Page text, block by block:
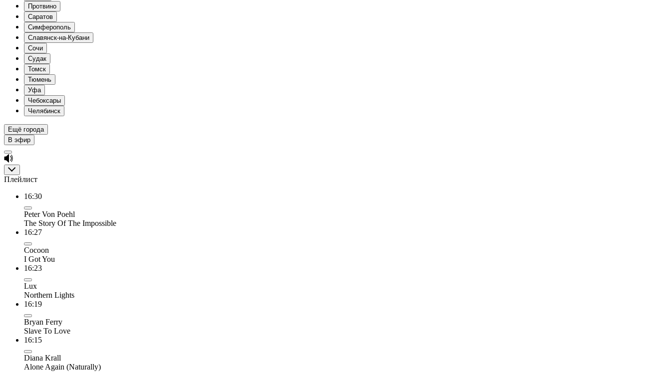
Протвино
Саратов
Симферополь
Славянск-на-Кубани
Сочи
Судак
Томск
Тюмень
Уфа
Чебоксары
Челябинск
Ещё города
В эфир
Плейлист
16:30
Peter Von Poehl
The Story Of The Impossible
16:27
Cocoon
I Got You
16:23
Lux
Northern Lights
16:19
Bryan Ferry
Slave To Love
16:15
Diana Krall
Alone Again (Naturally)